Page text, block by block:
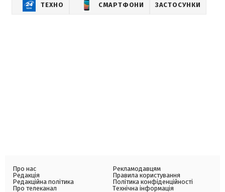
ТЕХНО СМАРТФОНИ ЗАСТОСУНКИ
Про нас
Редакція
Редакційна політика
Про телеканал
Рекламодавцям
Правила користування
Політика конфіденційності
Технічна інформація